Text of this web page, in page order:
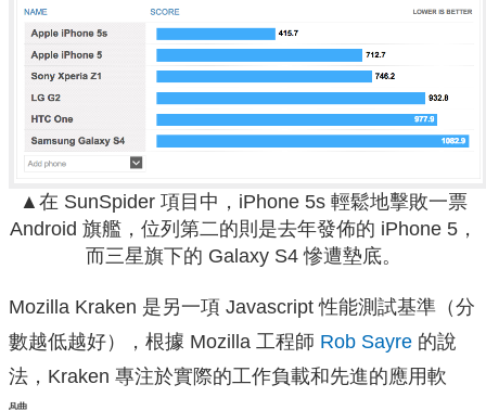
▲在 SunSpider 項目中，iPhone 5s 輕鬆地擊敗一票
Android 旗艦，位列第二的則是去年發佈的 iPhone 5，
而三星旗下的 Galaxy S4 慘遭墊底。
Mozilla Kraken 是另一項 Javascript 性能測試基準（分
數越低越好），根據 Mozilla 工程師 Rob Sayre 的說
法，Kraken 專注於實際的工作負載和先進的應用軟